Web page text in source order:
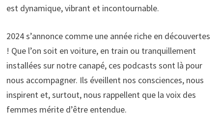
est dynamique, vibrant et incontournable.
2024 s’annonce comme une année riche en découvertes
! Que l’on soit en voiture, en train ou tranquillement
installées sur notre canapé, ces podcasts sont là pour
nous accompagner. Ils éveillent nos consciences, nous
inspirent et, surtout, nous rappellent que la voix des
femmes mérite d’être entendue.